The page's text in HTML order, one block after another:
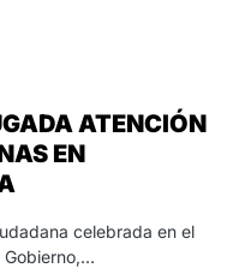
ATENCIÓN
EN
celebrada en el
Gobierno,…